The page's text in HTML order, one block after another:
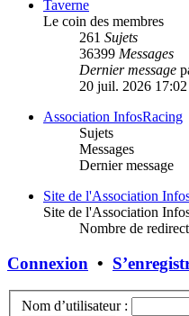
Taverne
Le coin des membres
261 Sujets
36399 Messages
Dernier message
20 juil. 2026 17:02
Association InfosRacing
Sujets
Messages
Dernier message
Site de l'Association
Site de l'Association
Nombre de
Connexion •
Nom d’utilisateur :